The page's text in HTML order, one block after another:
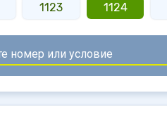
1123 1124